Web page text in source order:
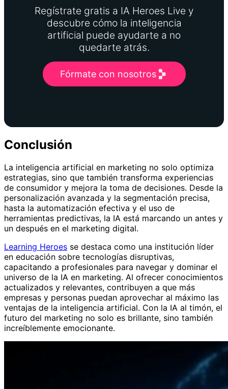
Regístrate gratis a IA Heroes Live y
descubre cómo la inteligencia
artificial puede ayudarte a no
quedarte atrás.
Fórmate con nosotros
Conclusión
La inteligencia artificial en marketing no solo optimiza
estrategias, sino que también transforma experiencias
de consumidor y mejora la toma de decisiones. Desde la
personalización avanzada y la segmentación precisa,
hasta la automatización efectiva y el uso de
herramientas predictivas, la IA está marcando un antes y
un después en el marketing digital.
Learning Heroes se destaca como una institución líder
en educación sobre tecnologías disruptivas,
capacitando a profesionales para navegar y dominar el
universo de la IA en marketing. Al ofrecer conocimientos
actualizados y relevantes, contribuyen a que más
empresas y personas puedan aprovechar al máximo las
ventajas de la inteligencia artificial. Con la IA al timón, el
futuro del marketing no solo es brillante, sino también
increíblemente emocionante.